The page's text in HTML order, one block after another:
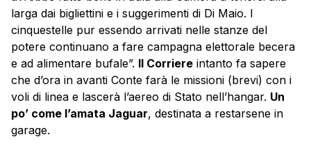
larga dai bigliettini e i suggerimenti di Di Maio. I
cinquestelle pur essendo arrivati nelle stanze del
potere continuano a fare campagna elettorale becera
e ad alimentare bufale”. Il Corriere intanto fa sapere
che d’ora in avanti Conte farà le missioni (brevi) con i
voli di linea e lascerà l’aereo di Stato nell’hangar. Un
po’ come l’amata Jaguar, destinata a restarsene in
garage.